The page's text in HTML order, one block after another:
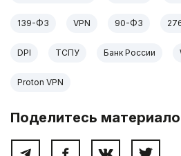
139-ФЗ VPN 90-ФЗ
DPI ТСПУ Банк России
Proton VPN
Поделитесь